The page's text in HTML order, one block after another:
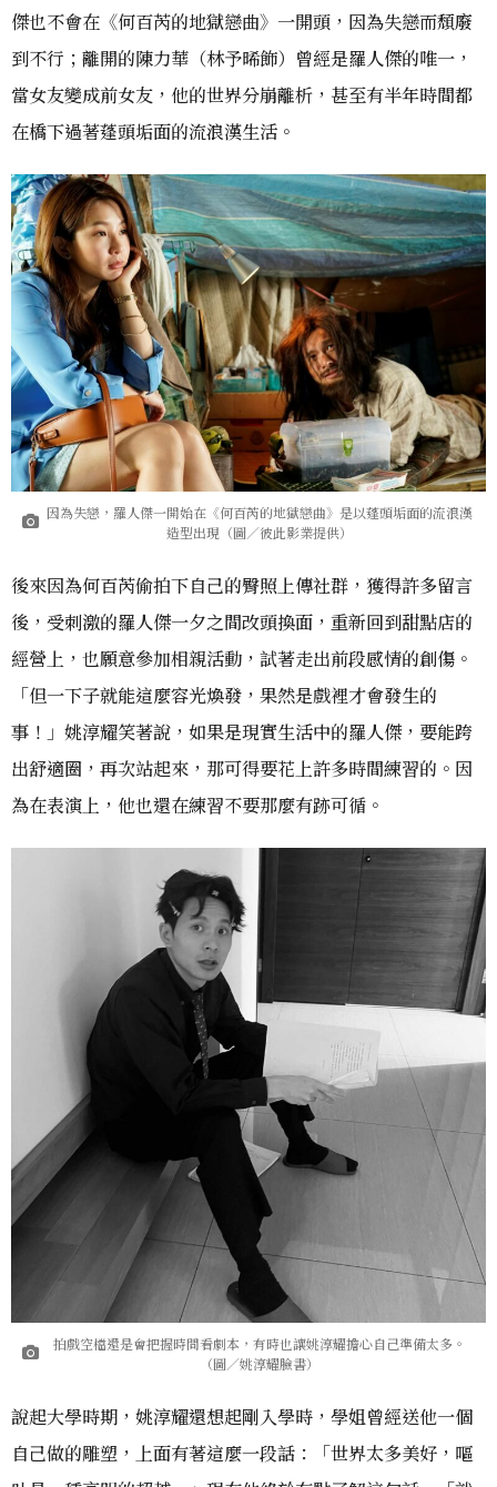
傑也不會在《何百芮的地獄戀曲》一開頭，因為失戀而頹廢
到不行；離開的陳力華（林予晞飾）曾經是羅人傑的唯一，
當女友變成前女友，他的世界分崩離析，甚至有半年時間都
在橋下過著蓬頭垢面的流浪漢生活。
因為失戀，羅人傑一開始在《何百芮的地獄戀曲》是以蓬頭垢面的流浪漢
造型出現（圖／彼此影業提供）
後來因為何百芮偷拍下自己的臀照上傳社群，獲得許多留言
後，受刺激的羅人傑一夕之間改頭換面，重新回到甜點店的
經營上，也願意參加相親活動，試著走出前段感情的創傷。
「但一下子就能這麼容光煥發，果然是戲裡才會發生的
事！」姚淳耀笑著說，如果是現實生活中的羅人傑，要能跨
出舒適圈，再次站起來，那可得要花上許多時間練習的。因
為在表演上，他也還在練習不要那麼有跡可循。
拍戲空檔還是會把握時間看劇本，有時也讓姚淳耀擔心自己準備太多。
（圖／姚淳耀臉書）
說起大學時期，姚淳耀還想起剛入學時，學姐曾經送他一個
自己做的雕塑，上面有著這麼一段話：「世界太多美好，嘔